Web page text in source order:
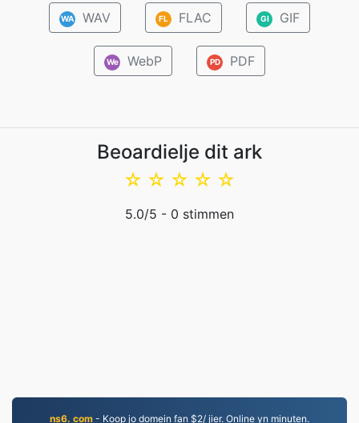
WA WAV FL FLAC GI GIF
We WebP PD PDF
Beoardielje dit ark
☆
☆
☆
☆
☆
5.0/5 - 0 stimmen
ns6. com - Koop jo domein fan $2/ jier. Online yn minuten.